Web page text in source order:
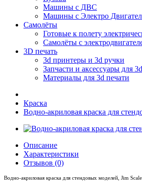
Машины с ДВС
Машины с Электро
Самолёты
Готовые к полету
Самолёты с
3D печать
3d принтеры и 3d ручки
Запчасти и аксессуары для
Материалы для 3d печати
Краска
Водно-акриловая краска для
Описание
Характеристики
Отзывов (0)
Водно-акриловая краска для стендовых моделей, Jim